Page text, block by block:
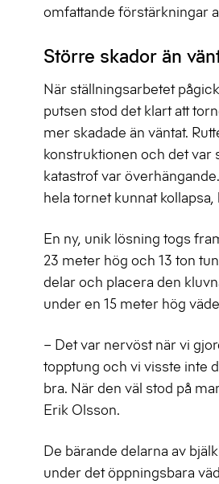
omfattande förstärkningar
Större skador än
När ställningsarbetet
putsen stod det klart att
mer skadade än väntat.
konstruktionen och det var
katastrof var
hela tornet kunnat
En ny, unik lösning togs
23 meter hög och 13 ton
delar och placera den
under en 15 meter hög
– Det var nervöst när vi
topptung och vi visste inte
bra. När den väl stod på
Erik Olsson.
De bärande delarna av
under det öppningsbara